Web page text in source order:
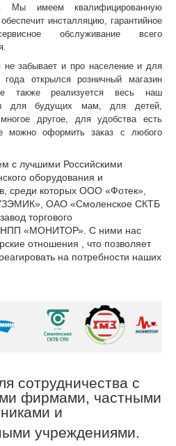
имеем квалифицированную
инсталляцию, гарантийное
обслуживание всего
и про население и для
открылся розничный магазин
также реализуется весь наш
для будущих мам, для детей,
другое, для удобства есть
можно оформить заказ с любого
лучшими Российскими
оборудования и
среди которых ООО «Фотек»,
ОАО «Смоленское СКТБ
торгового
«МОНИТОР». С ними нас
отношения , что позволяет
на потребности наших
сотрудничества с
фирмами, частными
и
учреждениями.